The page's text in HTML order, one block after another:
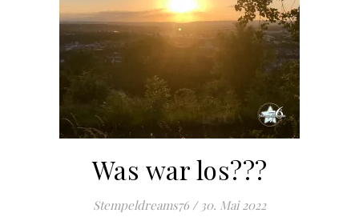
Was war los???
Stempeldreams76 / 30. Mai 2022